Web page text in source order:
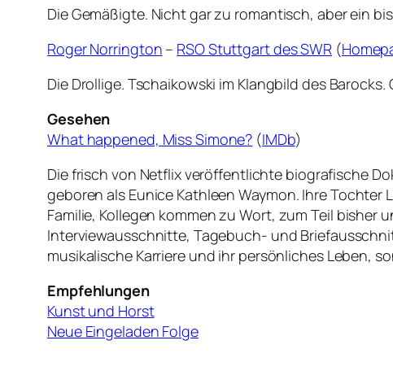
Die Gemäßigte. Nicht gar zu romantisch, aber ein
Roger Norrington – RSO Stuttgart des SWR (
Die Drollige. Tschaikowski im Klangbild des
Gesehen
What happened, Miss Simone? (IMDb)
Die frisch von Netflix veröffentlichte biografische
geboren als Eunice Kathleen Waymon. Ihre Tochter
Familie, Kollegen kommen zu Wort, zum Teil
Interviewausschnitte, Tagebuch- und
musikalische Karriere und ihr persönliches Leben,
Empfehlungen
Kunst und Horst
Neue Eingeladen Folge